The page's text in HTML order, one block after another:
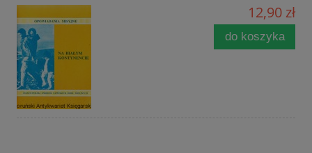
12,90 zł
do koszyka